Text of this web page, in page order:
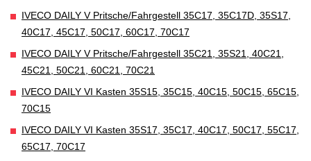
IVECO DAILY V Pritsche/Fahrgestell 35C17, 35C17D, 35S17,
40C17, 45C17, 50C17, 60C17, 70C17
IVECO DAILY V Pritsche/Fahrgestell 35C21, 35S21, 40C21,
45C21, 50C21, 60C21, 70C21
IVECO DAILY VI Kasten 35S15, 35C15, 40C15, 50C15, 65C15,
70C15
IVECO DAILY VI Kasten 35S17, 35C17, 40C17, 50C17, 55C17,
65C17, 70C17